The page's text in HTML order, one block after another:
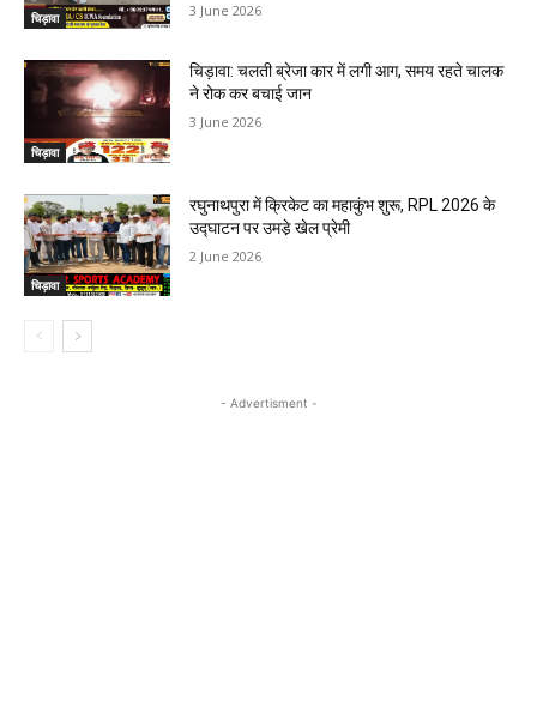
चिड़ावा 3 June 2026
चिड़ावा
चिड़ावा: चलती ब्रेजा कार में लगी आग, समय रहते चालक
ने रोक कर बचाई जान
3 June 2026
चिड़ावा
रघुनाथपुरा में क्रिकेट का महाकुंभ शुरू, RPL 2026 के
उद्घाटन पर उमडे़ खेल प्रेमी
2 June 2026
- Advertisment -